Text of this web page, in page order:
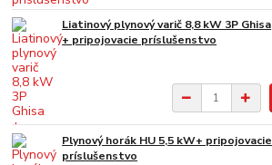
Liatinový plynový varič 8,8 kW 3P Ghisa
+ pripojovacie príslušenstvo
Plynový horák HU 5,5 kW+ pripojovacie
príslušenstvo